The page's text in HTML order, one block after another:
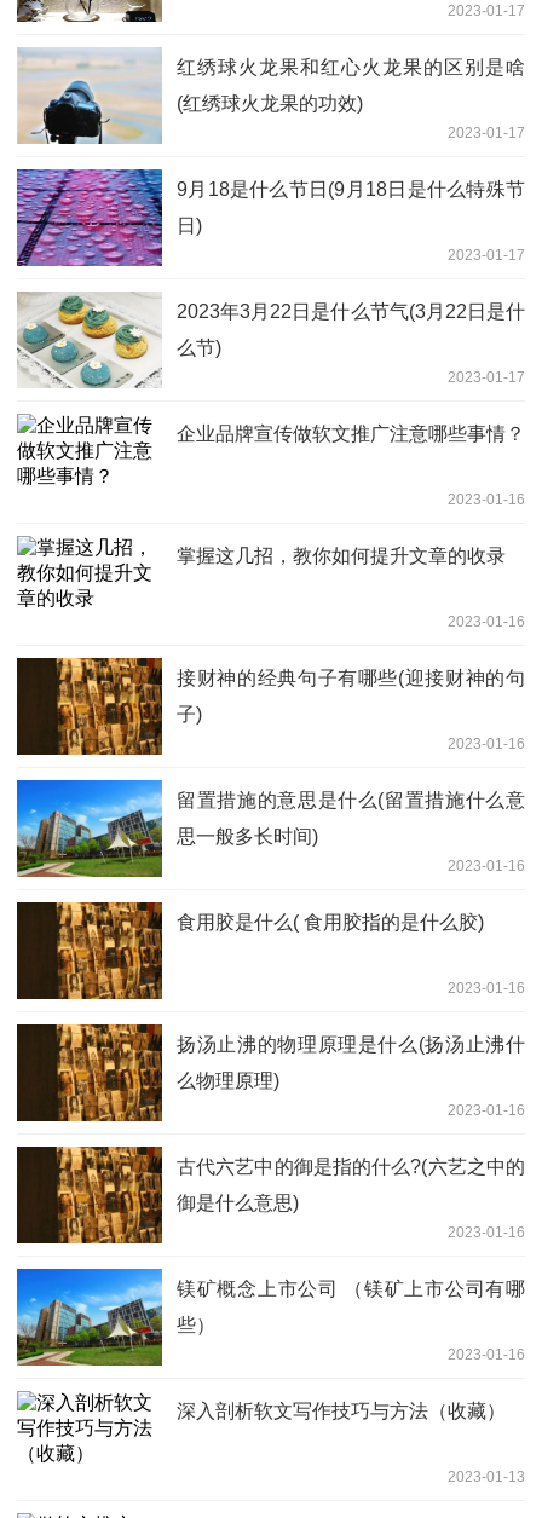
2023-01-17
红绣球火龙果和红心火龙果的区别是啥
(红绣球火龙果的功效)
2023-01-17
9月18是什么节日(9月18日是什么特殊节
日)
2023-01-17
2023年3月22日是什么节气(3月22日是什
么节)
2023-01-17
企业品牌宣传做软文推广注意哪些事情？
2023-01-16
掌握这几招，教你如何提升文章的收录
2023-01-16
接财神的经典句子有哪些(迎接财神的句
子)
2023-01-16
留置措施的意思是什么(留置措施什么意
思一般多长时间)
2023-01-16
食用胶是什么( 食用胶指的是什么胶)
2023-01-16
扬汤止沸的物理原理是什么(扬汤止沸什
么物理原理)
2023-01-16
古代六艺中的御是指的什么?(六艺之中的
御是什么意思)
2023-01-16
镁矿概念上市公司 （镁矿上市公司有哪
些）
2023-01-16
深入剖析软文写作技巧与方法（收藏）
2023-01-13